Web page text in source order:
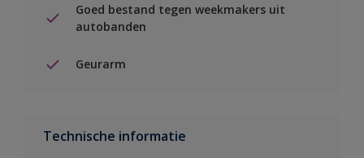
Goed bestand tegen weekmakers uit
autobanden
Geurarm
Technische informatie